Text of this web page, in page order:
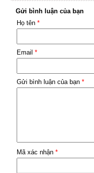
Gửi bình luận của bạn
Họ tên *
Email *
Gửi bình luận của bạn *
Mã xác nhận *